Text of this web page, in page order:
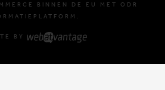
BINNEN DE EU MET ODR
BY